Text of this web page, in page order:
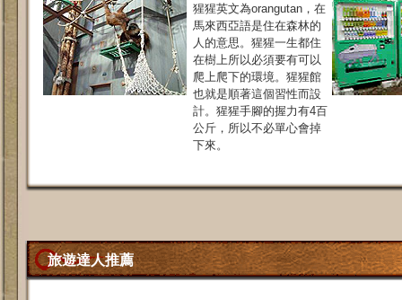
猩猩英文為orangutan，在
馬來西亞語是住在森林的
人的意思。猩猩一生都住
在樹上所以必須要有可以
爬上爬下的環境。猩猩館
也就是順著這個習性而設
計。猩猩手腳的握力有4百
公斤，所以不必單心會掉
下來。
旅遊達人推薦